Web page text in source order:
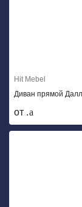
Hit Mebel
Диван прямой
от .